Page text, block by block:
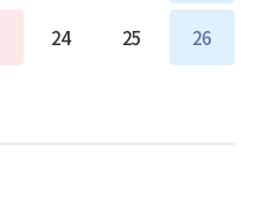
24 25 26